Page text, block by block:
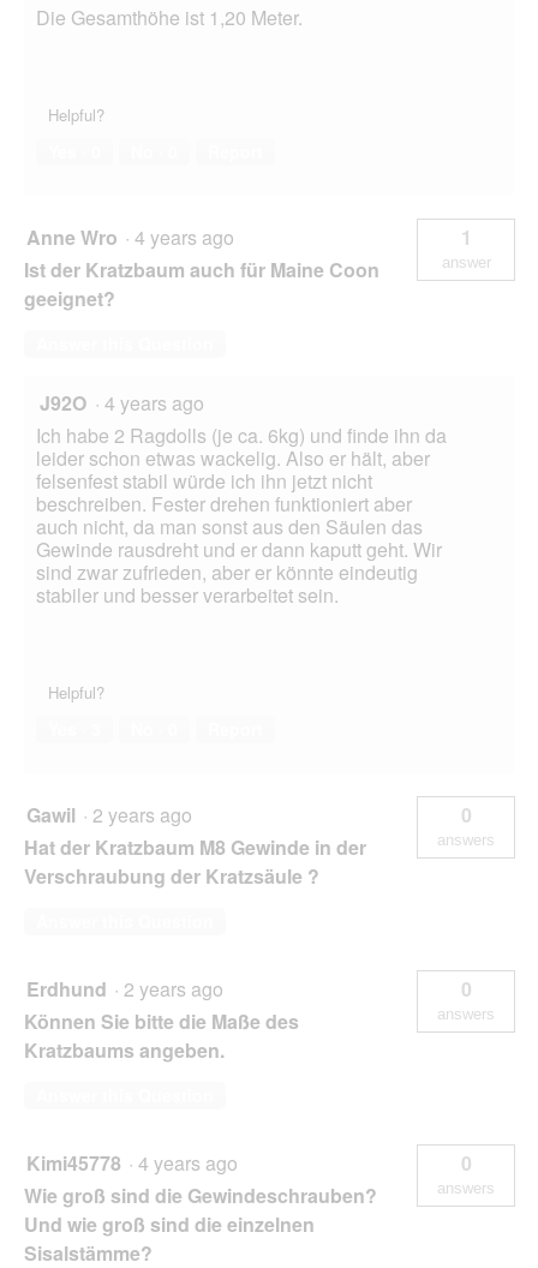
Die Gesamthöhe ist 1,20 Meter.
Helpful?
Anne Wro · 4 years ago
Ist der Kratzbaum auch für Maine Coon
geeignet?
1
answer
J92O · 4 years ago
Ich habe 2 Ragdolls (je ca. 6kg) und finde ihn da
leider schon etwas wackelig. Also er hält, aber
felsenfest stabil würde ich ihn jetzt nicht
beschreiben. Fester drehen funktioniert aber
auch nicht, da man sonst aus den Säulen das
Gewinde rausdreht und er dann kaputt geht. Wir
sind zwar zufrieden, aber er könnte eindeutig
stabiler und besser verarbeitet sein.
Helpful?
Gawil · 2 years ago
Hat der Kratzbaum M8 Gewinde in der
Verschraubung der Kratzsäule ?
0
answers
Erdhund · 2 years ago
Können Sie bitte die Maße des
Kratzbaums angeben.
0
answers
Kimi45778 · 4 years ago
Wie groß sind die Gewindeschrauben?
Und wie groß sind die einzelnen
Sisalstämme?
0
answers